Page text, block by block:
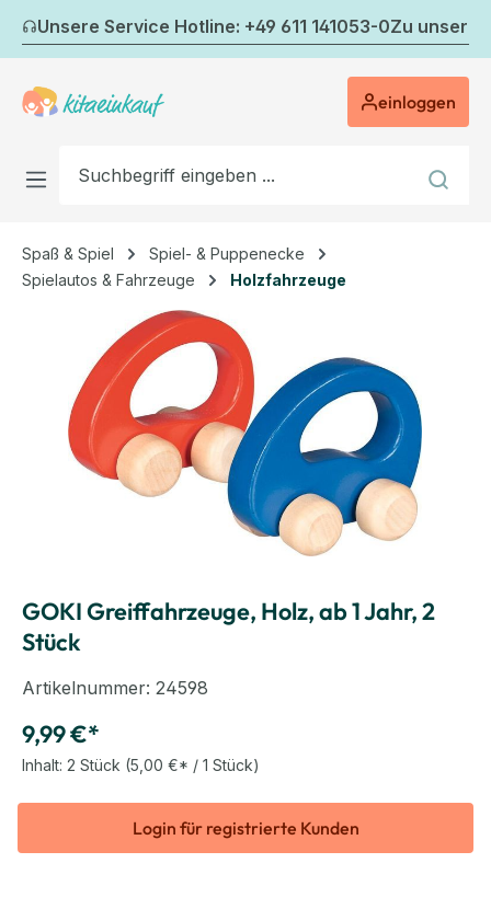
Zum Hauptinhalt springen
Unsere Service Hotline: +49 611 141053-0Zu
einloggen
Spaß & Spiel
Spiel- & Puppenecke
Spielautos & Fahrzeuge
Holzfahrzeuge
Bildergalerie überspringen
GOKI Greiffahrzeuge, Holz, ab 1 Jahr, 2
Stück
Artikelnummer: 24598
9,99 €*
Inhalt: 2 Stück (5,00 €* / 1 Stück)
Login für registrierte Kunden